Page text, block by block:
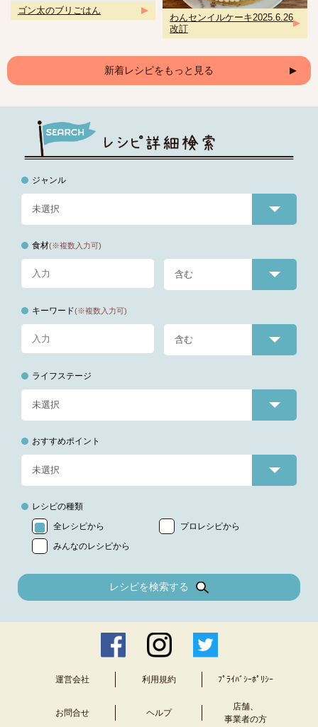
ゴン太のブリごはん
わんセンイルケーキ2025.6.26
改訂
新着レシピをもっと見る
ジャンル
食材(※複数入力可)
キーワード(※複数入力可)
ライフステージ
おすすめポイント
レシピの種類
全レシピから
プロレシピから
みんなのレシピから
レシピを検索する
運営会社 利用規約 ﾌﾟﾗｲﾊﾞｼｰﾎﾟﾘｼｰ
お問合せ ヘルプ
店舗、
事業者の方